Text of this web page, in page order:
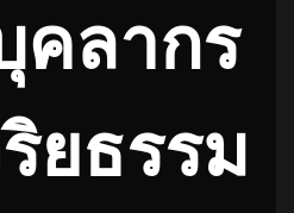
คลากร
ยธรรม